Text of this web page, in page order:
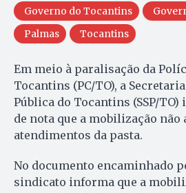
Governo do Tocantins
Palmas
Tocantins
Em meio à paralisação da
Tocantins (PC/TO), a
Pública do Tocantins (SSP/
de nota que a mobilização não
atendimentos da pasta.
No documento encaminhado
sindicato informa que a